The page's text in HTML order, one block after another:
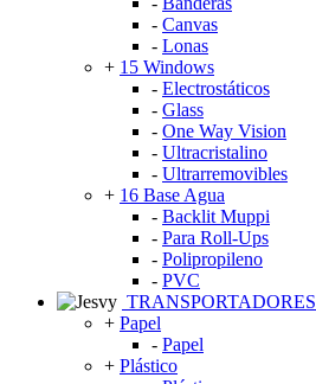
- Canvas
- Lonas
+ 15 Windows
- Electrostáticos
- Glass
- One Way Vision
- Ultracristalino
- Ultrarremovibles
+ 16 Base Agua
- Backlit Muppi
- Para Roll-Ups
- Polipropileno
- PVC
TRANSPORTADORES
+ Papel
- Papel
+ Plástico